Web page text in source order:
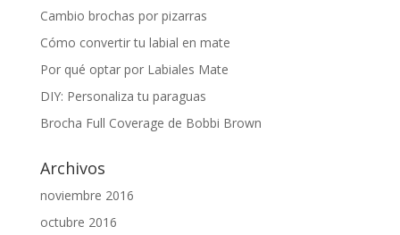
Cambio brochas por pizarras
Cómo convertir tu labial en mate
Por qué optar por Labiales Mate
DIY: Personaliza tu paraguas
Brocha Full Coverage de Bobbi Brown
Archivos
noviembre 2016
octubre 2016